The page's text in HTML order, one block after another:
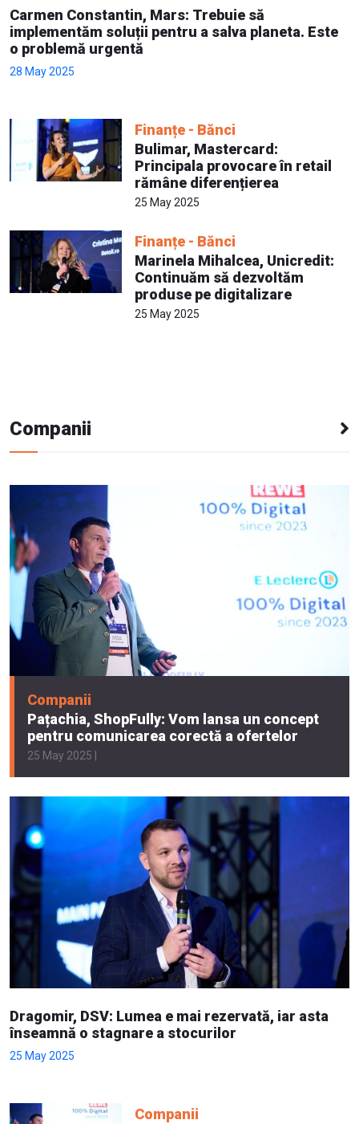
Carmen Constantin, Mars: Trebuie să
implementăm soluții pentru a salva planeta. Este
o problemă urgentă
28 May 2025
Finanțe - Bănci
Bulimar, Mastercard:
Principala provocare în retail
rămâne diferențierea
25 May 2025
Finanțe - Bănci
Marinela Mihalcea, Unicredit:
Continuăm să dezvoltăm
produse pe digitalizare
25 May 2025
Companii
Companii
Pațachia, ShopFully: Vom lansa un concept
pentru comunicarea corectă a ofertelor
25 May 2025 |
Dragomir, DSV: Lumea e mai rezervată, iar asta
înseamnă o stagnare a stocurilor
25 May 2025
Companii